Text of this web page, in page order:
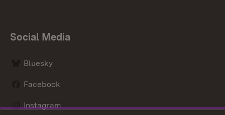
Social Media
Bluesky
Facebook
Instagram